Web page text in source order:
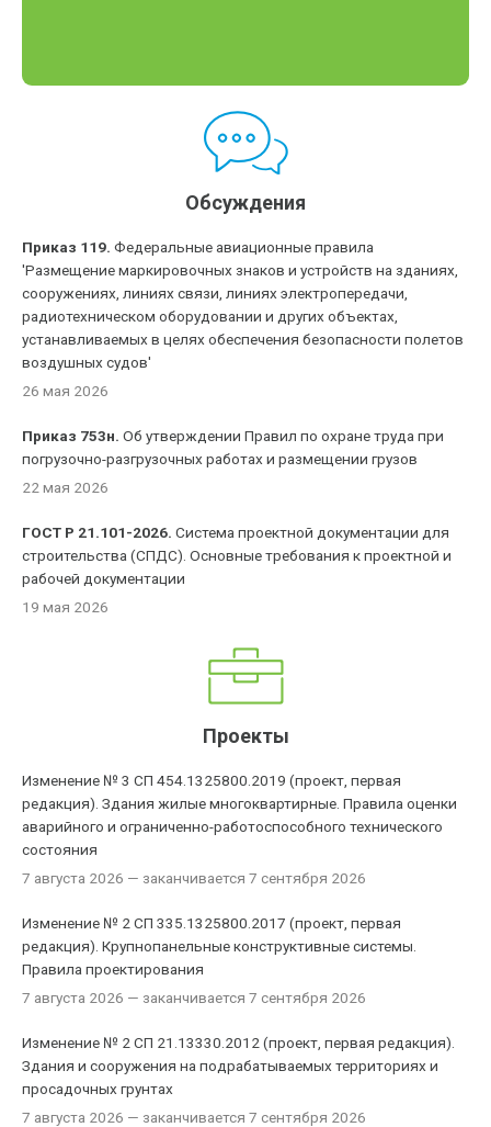
Обсуждения
Приказ 119. Федеральные авиационные правила
'Размещение маркировочных знаков и устройств на зданиях,
сооружениях, линиях связи, линиях электропередачи,
радиотехническом оборудовании и других объектах,
устанавливаемых в целях обеспечения безопасности полетов
воздушных судов'
26 мая 2026
Приказ 753н. Об утверждении Правил по охране труда при
погрузочно-разгрузочных работах и размещении грузов
22 мая 2026
ГОСТ Р 21.101-2026. Система проектной документации для
строительства (СПДС). Основные требования к проектной и
рабочей документации
19 мая 2026
Проекты
Изменение № 3 СП 454.1325800.2019 (проект, первая
редакция). Здания жилые многоквартирные. Правила оценки
аварийного и ограниченно-работоспособного технического
состояния
7 августа 2026 — заканчивается 7 сентября 2026
Изменение № 2 СП 335.1325800.2017 (проект, первая
редакция). Крупнопанельные конструктивные системы.
Правила проектирования
7 августа 2026 — заканчивается 7 сентября 2026
Изменение № 2 СП 21.13330.2012 (проект, первая редакция).
Здания и сооружения на подрабатываемых территориях и
просадочных грунтах
7 августа 2026 — заканчивается 7 сентября 2026